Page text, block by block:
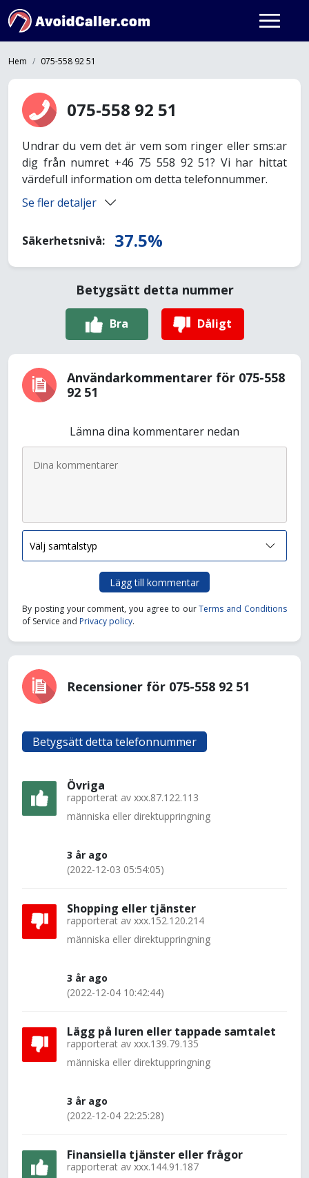
Hem 075-558 92 51
075-558 92 51
Undrar du vem det är vem som ringer eller sms:ar
dig från numret +46 75 558 92 51? Vi har hittat
värdefull information om detta telefonnummer.
Se fler detaljer
Säkerhetsnivå: 37.5%
Betygsätt detta nummer
Bra Dåligt
Användarkommentarer för 075-558
92 51
Lämna dina kommentarer nedan
Lägg till kommentar
By posting your comment, you agree to ourTerms and Conditions
of Service and Privacy policy.
Recensioner för 075-558 92 51
Betygsätt detta telefonnummer
Övriga
rapporterat av xxx.87.122.113
människa eller direktuppringning
3 år ago
(2022-12-03 05:54:05)
Shopping eller tjänster
rapporterat av xxx.152.120.214
människa eller direktuppringning
3 år ago
(2022-12-04 10:42:44)
Lägg på luren eller tappade samtalet
rapporterat av xxx.139.79.135
människa eller direktuppringning
3 år ago
(2022-12-04 22:25:28)
Finansiella tjänster eller frågor
rapporterat av xxx.144.91.187